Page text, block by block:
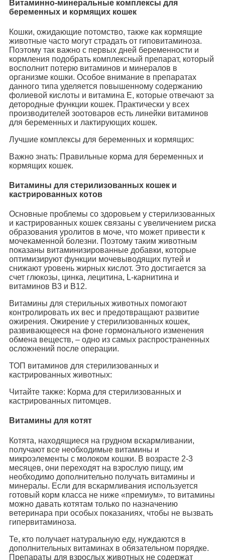
Витаминно-минеральные комплексы для
беременных и кормящих кошек
Кошки, ожидающие потомство, также как кормящие
животные часто могут страдать от гиповитаминоза.
Поэтому так важно с первых дней беременности и
кормления подобрать комплексный препарат, который
восполнит потерю витаминов и минералов в
организме кошки. Особое внимание в препаратах
данного типа уделяется повышенному содержанию
фолиевой кислоты и витамина E, которые отвечают за
детородные функции кошек. Практически у всех
производителей зоотоваров есть линейки витаминов
для беременных и лактирующих кошек.
Лучшие комплексы для беременных и кормящих:
Важно знать: Правильные корма для беременных и
кормящих кошек.
Витамины для стерилизованных кошек и
кастрированных котов
Основные проблемы со здоровьем у стерилизованных
и кастрированных кошек связаны с увеличением риска
образования уролитов в моче, что может привести к
мочекаменной болезни. Поэтому таким животным
показаны витаминизированные добавки, которые
оптимизируют функции мочевыводящих путей и
снижают уровень жирных кислот. Это достигается за
счет глюкозы, цинка, лецитина, L-карнитина и
витаминов B3 и B12.
Витамины для стерильных животных помогают
контролировать их вес и предотвращают развитие
ожирения. Ожирение у стерилизованных кошек,
развивающееся на фоне гормонального изменения
обмена веществ, – одно из самых распространенных
осложнений после операции.
ТОП витаминов для стерилизованных и
кастрированных животных:
Читайте также: Корма для стерилизованных и
кастрированных питомцев.
Витамины для котят
Котята, находящиеся на грудном вскармливании,
получают все необходимые витамины и
микроэлементы с молоком кошки. В возрасте 2-3
месяцев, они переходят на взрослую пищу, им
необходимо дополнительно получать витамины и
минералы. Если для вскармливания используется
готовый корм класса не ниже «премиум», то витамины
можно давать котятам только по назначению
ветеринара при особых показаниях, чтобы не вызвать
гипервитаминоза.
Те, кто получает натуральную еду, нуждаются в
дополнительных витаминах в обязательном порядке.
Препараты для взрослых животных не содержат